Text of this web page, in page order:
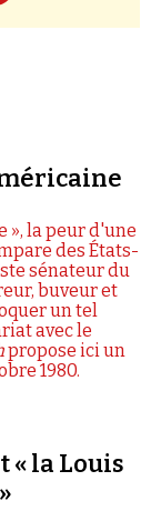
», la peur d'une
des États-
sénateur du
buveur et
un tel
avec le
propose ici un
1980.
« la Louis